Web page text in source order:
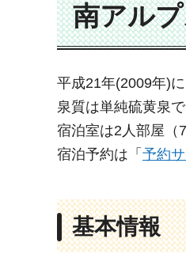
南アル
平成21年(2009年)
泉質は単純硫黄泉
宿泊室は2人部屋（
宿泊予約は「 予約
基本情報